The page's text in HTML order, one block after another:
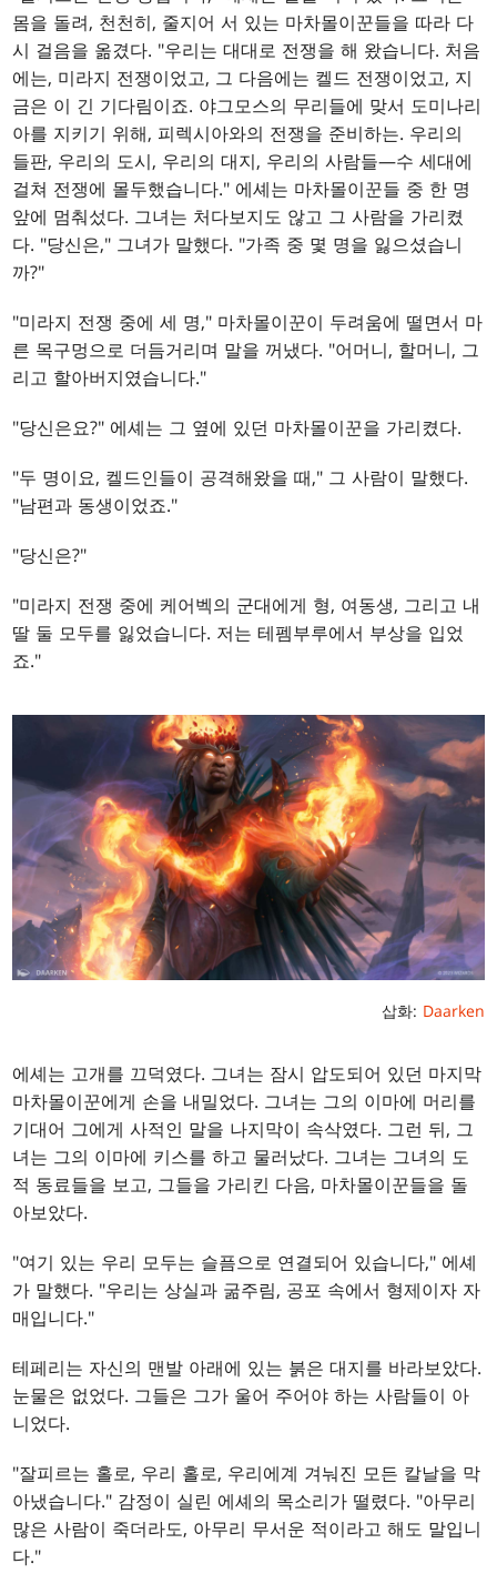
몸을 돌려, 천천히, 줄지어 서 있는 마차몰이꾼들을 따라 다
시 걸음을 옮겼다. "우리는 대대로 전쟁을 해 왔습니다. 처음
에는, 미라지 전쟁이었고, 그 다음에는 켈드 전쟁이었고, 지
금은 이 긴 기다림이죠. 야그모스의 무리들에 맞서 도미나리
아를 지키기 위해, 피렉시아와의 전쟁을 준비하는. 우리의
들판, 우리의 도시, 우리의 대지, 우리의 사람들—수 세대에
걸쳐 전쟁에 몰두했습니다." 에셰는 마차몰이꾼들 중 한 명
앞에 멈춰섰다. 그녀는 처다보지도 않고 그 사람을 가리켰
다. "당신은," 그녀가 말했다. "가족 중 몇 명을 잃으셨습니
까?"
"미라지 전쟁 중에 세 명," 마차몰이꾼이 두려움에 떨면서 마
른 목구멍으로 더듬거리며 말을 꺼냈다. "어머니, 할머니, 그
리고 할아버지였습니다."
"당신은요?" 에셰는 그 옆에 있던 마차몰이꾼을 가리켰다.
"두 명이요, 켈드인들이 공격해왔을 때," 그 사람이 말했다.
"남편과 동생이었죠."
"당신은?"
"미라지 전쟁 중에 케어벡의 군대에게 형, 여동생, 그리고 내
딸 둘 모두를 잃었습니다. 저는 테펨부루에서 부상을 입었
죠."
삽화: Daarken
에셰는 고개를 끄덕였다. 그녀는 잠시 압도되어 있던 마지막
마차몰이꾼에게 손을 내밀었다. 그녀는 그의 이마에 머리를
기대어 그에게 사적인 말을 나지막이 속삭였다. 그런 뒤, 그
녀는 그의 이마에 키스를 하고 물러났다. 그녀는 그녀의 도
적 동료들을 보고, 그들을 가리킨 다음, 마차몰이꾼들을 돌
아보았다.
"여기 있는 우리 모두는 슬픔으로 연결되어 있습니다," 에셰
가 말했다. "우리는 상실과 굶주림, 공포 속에서 형제이자 자
매입니다."
테페리는 자신의 맨발 아래에 있는 붉은 대지를 바라보았다.
눈물은 없었다. 그들은 그가 울어 주어야 하는 사람들이 아
니었다.
"잘피르는 홀로, 우리 홀로, 우리에계 겨눠진 모든 칼날을 막
아냈습니다." 감정이 실린 에셰의 목소리가 떨렸다. "아무리
많은 사람이 죽더라도, 아무리 무서운 적이라고 해도 말입니
다."